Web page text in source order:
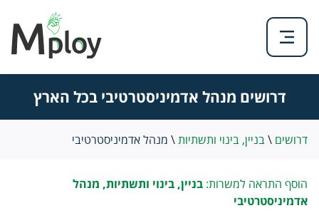
דרושים מנהל אדמיניסטרטיבי בכל הארץ
דרושים \בניין, בינוי ותשתיות\ מנהל אדמיניסטרטיבי
הוסף התראה למשרות: בניין, בינוי ותשתיות, מנהל
אדמיניסטרטיבי